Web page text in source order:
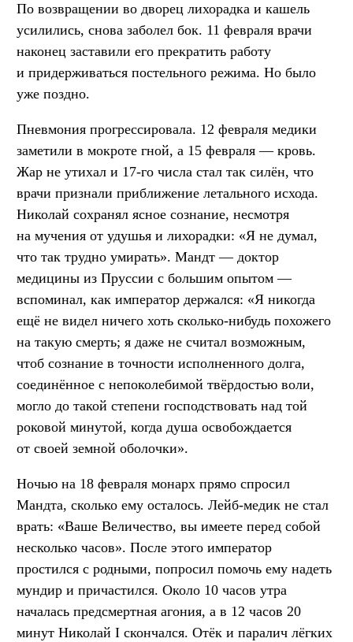
По возвращении во дворец лихорадка и кашель
усилились, снова заболел бок. 11 февраля врачи
наконец заставили его прекратить работу
и придерживаться постельного режима. Но было
уже поздно.
Пневмония прогрессировала. 12 февраля медики
заметили в мокроте гной, а 15 февраля — кровь.
Жар не утихал и 17-го числа стал так силён, что
врачи признали приближение летального исхода.
Николай сохранял ясное сознание, несмотря
на мучения от удушья и лихорадки: «Я не думал,
что так трудно умирать». Мандт — доктор
медицины из Пруссии с большим опытом —
вспоминал, как император держался: «Я никогда
ещё не видел ничего хоть сколько-нибудь похожего
на такую смерть; я даже не считал возможным,
чтоб сознание в точности исполненного долга,
соединённое с непоколебимой твёрдостью воли,
могло до такой степени господствовать над той
роковой минутой, когда душа освобождается
от своей земной оболочки».
Ночью на 18 февраля монарх прямо спросил
Мандта, сколько ему осталось. Лейб-медик не стал
врать: «Ваше Величество, вы имеете перед собой
несколько часов». После этого император
простился с родными, попросил помочь ему надеть
мундир и причастился. Около 10 часов утра
началась предсмертная агония, а в 12 часов 20
минут Николай I скончался. Отёк и паралич лёгких